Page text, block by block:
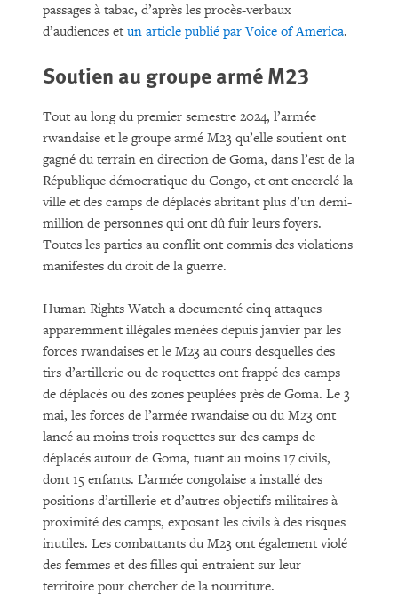
passages à tabac, d’après les procès-verbaux
d’audiences et un article publié par Voice of America.
Soutien au groupe armé M23
Tout au long du premier semestre 2024, l’armée
rwandaise et le groupe armé M23 qu’elle soutient ont
gagné du terrain en direction de Goma, dans l’est de la
République démocratique du Congo, et ont encerclé la
ville et des camps de déplacés abritant plus d’un demi-
million de personnes qui ont dû fuir leurs foyers.
Toutes les parties au conflit ont commis des violations
manifestes du droit de la guerre.
Human Rights Watch a documenté cinq attaques
apparemment illégales menées depuis janvier par les
forces rwandaises et le M23 au cours desquelles des
tirs d’artillerie ou de roquettes ont frappé des camps
de déplacés ou des zones peuplées près de Goma. Le 3
mai, les forces de l’armée rwandaise ou du M23 ont
lancé au moins trois roquettes sur des camps de
déplacés autour de Goma, tuant au moins 17 civils,
dont 15 enfants. L’armée congolaise a installé des
positions d’artillerie et d’autres objectifs militaires à
proximité des camps, exposant les civils à des risques
inutiles. Les combattants du M23 ont également violé
des femmes et des filles qui entraient sur leur
territoire pour chercher de la nourriture.